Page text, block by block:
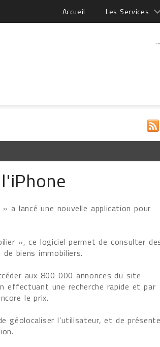
Accueil Les Services
...
a lancé une nouvelle application pour
», ce logiciel permet de consulter
biens immobiliers.
aux 800 000 annonces du site
effectuant une recherche rapide et par
le prix.
géolocaliser l’utilisateur, et de